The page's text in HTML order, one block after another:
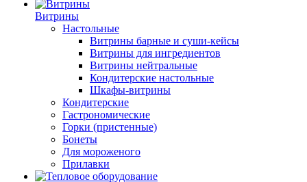
Витрины
Настольные
Витрины барные и суши-кейсы
Витрины для ингредиентов
Витрины нейтральные
Кондитерские настольные
Шкафы-витрины
Кондитерские
Гастрономические
Горки (пристенные)
Бонеты
Для мороженого
Прилавки